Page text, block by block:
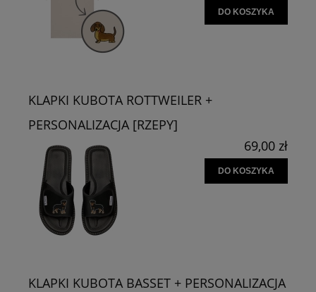
DO KOSZYKA
KLAPKI KUBOTA ROTTWEILER +
PERSONALIZACJA [RZEPY]
69,00 zł
DO KOSZYKA
KLAPKI KUBOTA BASSET + PERSONALIZACJA